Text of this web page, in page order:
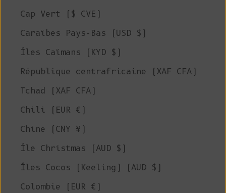
Cap Vert ($ CVE)
Caraïbes Pays-Bas (USD $)
Îles Caïmans (KYD $)
République centrafricaine (XAF CFA)
Tchad (XAF CFA)
Chili (EUR €)
Chine (CNY ¥)
Île Christmas (AUD $)
Îles Cocos (Keeling) (AUD $)
Colombie (EUR €)